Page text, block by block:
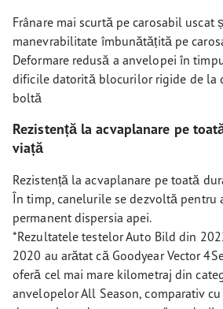
Frânare mai scurtă pe carosabil uscat
manevrabilitate îmbunătățită pe
Deformare redusă a anvelopei în
dificile datorită blocurilor rigide de la
boltă
Rezistență la acvaplanare pe
viață
Rezistență la acvaplanare pe toată
În timp, canelurile se dezvoltă pentru
permanent dispersia apei.
*Rezultatele testelor Auto Bild din
2020 au arătat că Goodyear Vector
oferă cel mai mare kilometraj din
anvelopelor All Season, comparativ